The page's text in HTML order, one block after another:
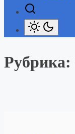
Рубрика: